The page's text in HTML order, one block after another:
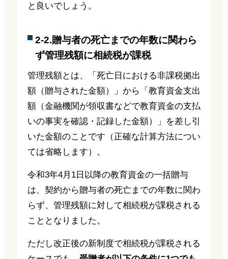
と良いでしょう。
2-2.贈与者の死亡までの年数に関わら
ず管理残額に相続税が課税
管理残額とは、「死亡日における非課税拠出
額（贈与された金額）」から「教育資金支出
額（金融機関が領収書などで教育資金の支払
いの事実を確認・記録した金額）」を差し引
いた金額のことです（正確な計算方法につい
ては省略します）。
令和3年4月1日以降の教育資金の一括贈与
は、契約から贈与者の死亡までの年数に関わ
らず、管理残額に対して相続税が課税される
こととなりました。
ただし改正後の新制度で相続税が課税される